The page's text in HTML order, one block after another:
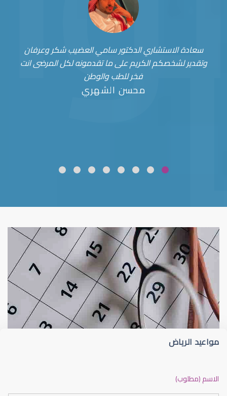
سعادة الاستشاري الدكتور سامي العضيب شكر وعرفان
وتقدير لشخصكم الكريم على ما تقدمونه لكل المرضى انت
فخر للطب والوطن
محسن الشهري
قلوبال لرعاية العين ضعف نظر
مواعيد الرياض
الاسم (مطلوب)